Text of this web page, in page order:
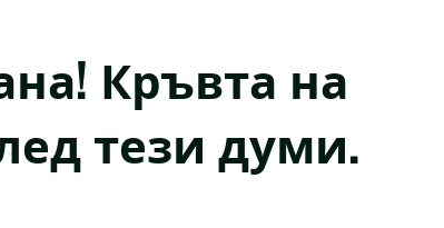
Кръвта на
тези думи.